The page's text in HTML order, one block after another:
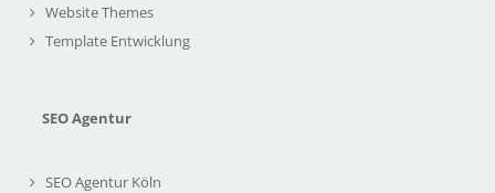
Website Themes
Template Entwicklung
SEO Agentur
SEO Agentur Köln